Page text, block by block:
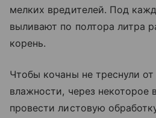
мелких вредителей. Под
выливают по полтора литра
корень.
Чтобы кочаны не треснули
влажности, через некоторое
провести листовую